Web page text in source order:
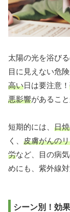
太陽の光を浴び
目に見えない危
高い日は要注意！
悪影響があるこ
短期的には、 日
く、 皮膚がんの
労など、目の病
めにも、紫外線
シーン別！効